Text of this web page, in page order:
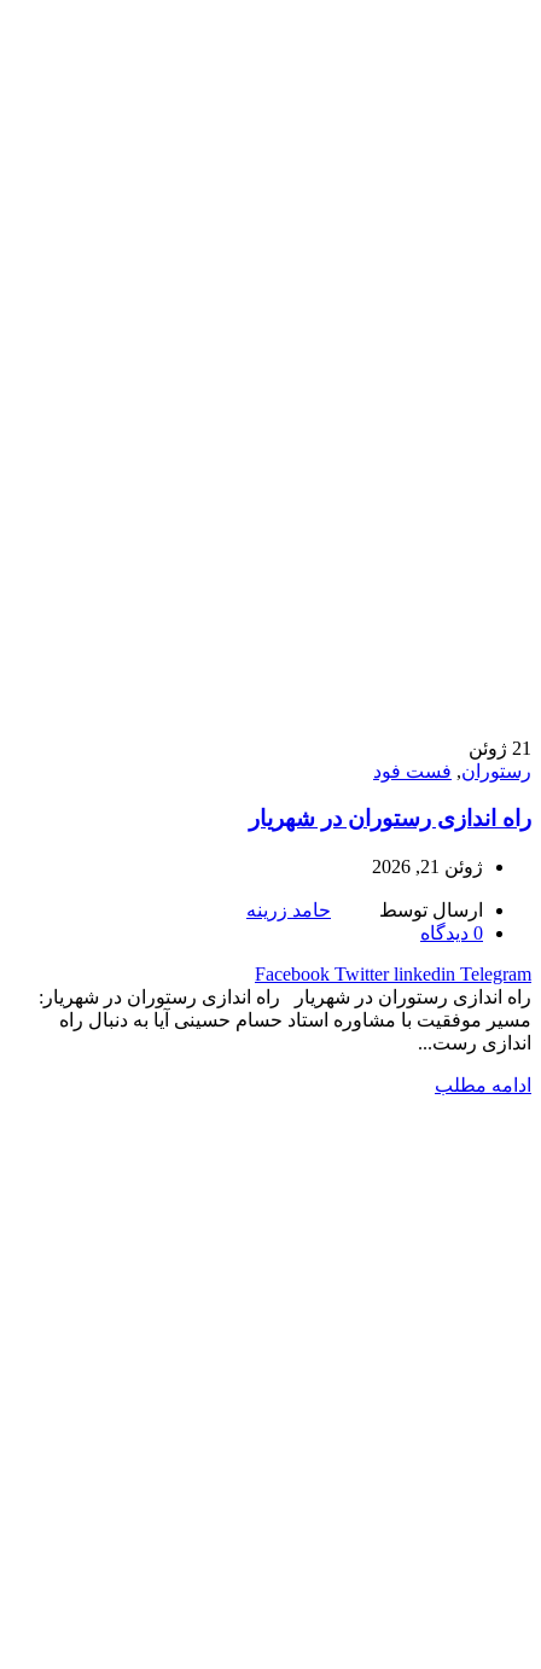
21 ژوئن
رستوران, فست فود
راه اندازی رستوران در شهریار
ژوئن 21, 2026
ارسال توسط
حامد زرینه
0 دیدگاه
Facebook Twitter linkedin Telegram
راه اندازی رستوران در شهریار راه اندازی رستوران در شهریار:
مسیر موفقیت با مشاوره استاد حسام حسینی آیا به دنبال راه
اندازی رست...
ادامه مطلب